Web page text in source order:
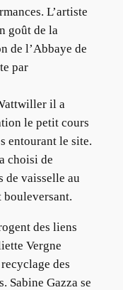
L’artiste
goût de la
de l’Abbaye de
par
il a
le petit cours
entourant le site.
choisi de
de vaisselle au
bouleversant.
des liens
Vergne
des
Sabine Gazza se